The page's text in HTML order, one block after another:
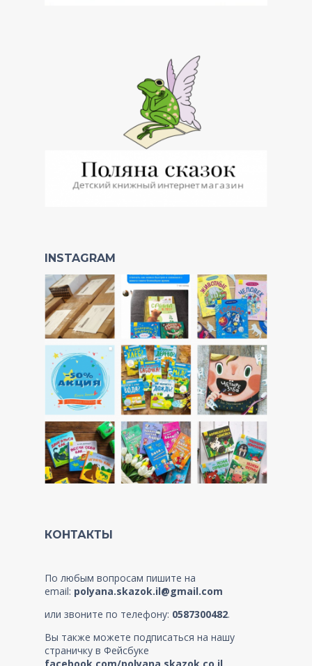
INSTAGRAM
КОНТАКТЫ
По любым вопросам пишите на
email: polyana.skazok.il@gmail.com
или звоните по телефону: 0587300482.
Вы также можете подписаться на нашу
страничку в Фейсбуке